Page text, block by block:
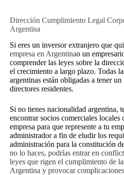
Dirección Cumplimiento Legal
Argentina
Si eres un inversor extranjero que
empresa en Argentinao un
comprender las leyes sobre la
el crecimiento a largo plazo. Todas
argentinas están obligadas a tener un
directores residentes.
Si no tienes nacionalidad argentina,
encontrar socios comerciales locales
empresa para que represente a tu
administrador a fin de eludir los
administración para la constitución
no lo haces, podrías entrar en
leyes que rigen el cumplimiento de
Argentina y provocar